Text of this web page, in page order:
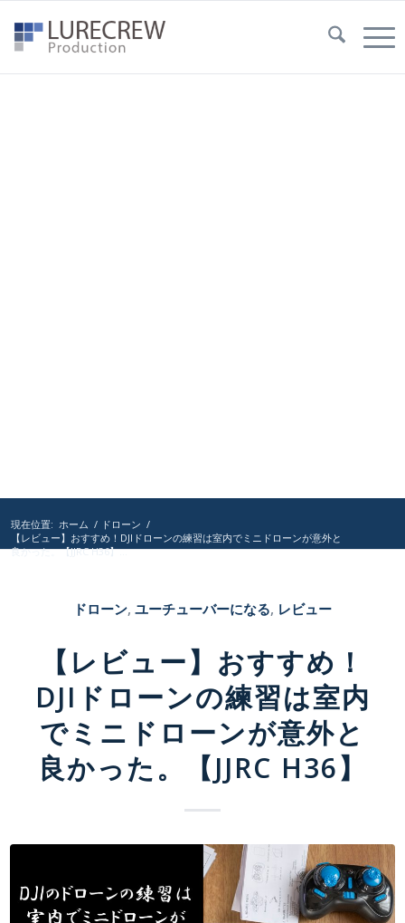
現在位置: ホーム / ドローン /
【レビュー】おすすめ！DJIドローンの練習は室内でミニドローンが意外と
良かった。【JJRC H36】...
ドローン, ユーチューバーになる, レビュー
【レビュー】おすすめ！
DJIドローンの練習は室内
でミニドローンが意外と
良かった。【JJRC H36】